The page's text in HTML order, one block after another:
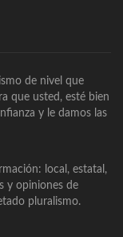
de nivel que
que usted, esté bien
y le damos las
local, estatal,
y opiniones de
pluralismo.